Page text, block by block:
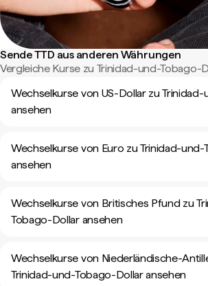
Sende TTD aus anderen Währungen
Vergleiche Kurse zu Trinidad-und-Tobago-
Wechselkurse von US-Dollar zu
ansehen
Wechselkurse von Euro zu Trinidad-
ansehen
Wechselkurse von Britisches Pfund zu
Tobago-Dollar ansehen
Wechselkurse von Niederländische-
Trinidad-und-Tobago-Dollar ansehen